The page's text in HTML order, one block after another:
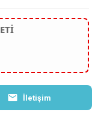
İletişim